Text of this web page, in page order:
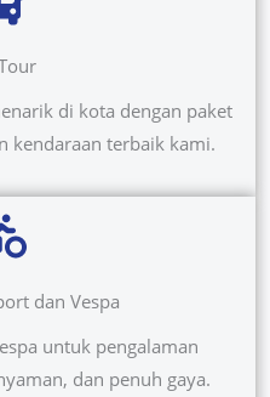
di kota dengan paket
kendaraan terbaik kami.
dan Vespa
untuk pengalaman
dan penuh gaya.